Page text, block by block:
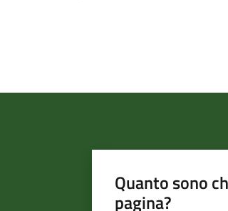
Quanto sono
pagina?